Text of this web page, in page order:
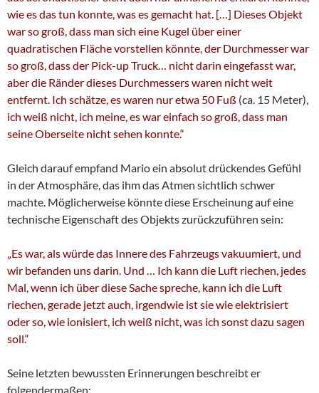
wie es das tun konnte, was es gemacht hat. […] Dieses Objekt
war so groß, dass man sich eine Kugel über einer
quadratischen Fläche vorstellen könnte, der Durchmesser war
so groß, dass der Pick-up Truck… nicht darin eingefasst war,
aber die Ränder dieses Durchmessers waren nicht weit
entfernt. Ich schätze, es waren nur etwa 50 Fuß (ca. 15 Meter),
ich weiß nicht, ich meine, es war einfach so groß, dass man
seine Oberseite nicht sehen konnte.“
Gleich darauf empfand Mario ein absolut drückendes Gefühl
in der Atmosphäre, das ihm das Atmen sichtlich schwer
machte. Möglicherweise könnte diese Erscheinung auf eine
technische Eigenschaft des Objekts zurückzuführen sein:
„Es war, als würde das Innere des Fahrzeugs vakuumiert, und
wir befanden uns darin. Und … Ich kann die Luft riechen, jedes
Mal, wenn ich über diese Sache spreche, kann ich die Luft
riechen, gerade jetzt auch, irgendwie ist sie wie elektrisiert
oder so, wie ionisiert, ich weiß nicht, was ich sonst dazu sagen
soll.“
Seine letzten bewussten Erinnerungen beschreibt er
folgendermaßen: